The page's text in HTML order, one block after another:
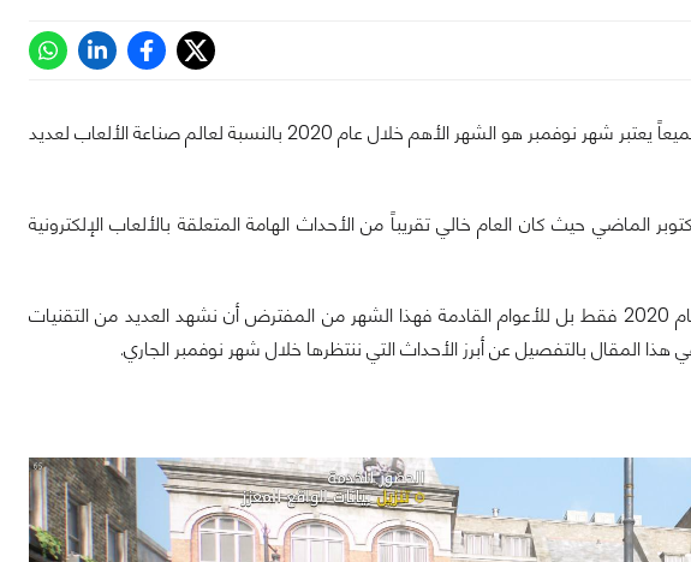
ها قد اقترب الأسبوع الأول من شهر نوفمبر على الانتهاء وكما نعلم جميعاً يعتبر شهر نوفمبر هو الشهر الأهم خلال عام 2020 بالنسبة لعالم صناعة الألعاب لعديد
حيث كان العام خالي تقريباً من الأحداث الهامة المتعلقة بالألعاب الإلكترونية
حقيقة الأمر شهر نوفمبر يحمل الكثير من التوقعات والأمال ليس لعام 2020 فقط بل للأعوام القادمة فهذا الشهر من المفترض أن نشهد العديد من التقنيات
المقال بالتفصيل عن أبرز الأحداث التي ننتظرها خلال شهر نوفمبر الجاري.